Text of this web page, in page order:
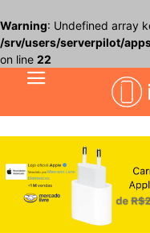
Warning: Undefined array
/srv/users/serverpilot/
on line 22